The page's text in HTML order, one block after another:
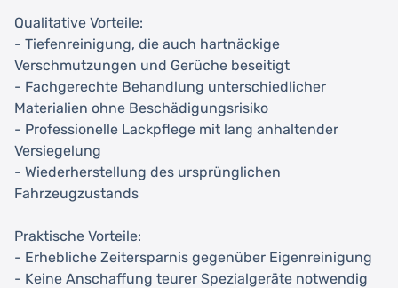
Qualitative Vorteile:
- Tiefenreinigung, die auch hartnäckige
Verschmutzungen und Gerüche beseitigt
- Fachgerechte Behandlung unterschiedlicher
Materialien ohne Beschädigungsrisiko
- Professionelle Lackpflege mit lang anhaltender
Versiegelung
- Wiederherstellung des ursprünglichen
Fahrzeugzustands
Praktische Vorteile:
- Erhebliche Zeitersparnis gegenüber Eigenreinigung
- Keine Anschaffung teurer Spezialgeräte notwendig